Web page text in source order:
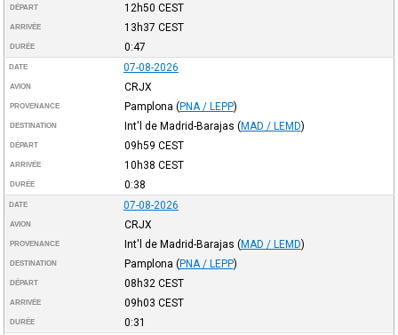
DÉPART 12h50 CEST
ARRIVÉE 13h37 CEST
DURÉE 0:47
DATE 07-08-2026
AVION CRJX
PROVENANCE Pamplona (PNA / LEPP)
DESTINATION Int'l de Madrid-Barajas (MAD / LEMD)
DÉPART 09h59 CEST
ARRIVÉE 10h38 CEST
DURÉE 0:38
DATE 07-08-2026
AVION CRJX
PROVENANCE Int'l de Madrid-Barajas (MAD / LEMD)
DESTINATION Pamplona (PNA / LEPP)
DÉPART 08h32 CEST
ARRIVÉE 09h03 CEST
DURÉE 0:31